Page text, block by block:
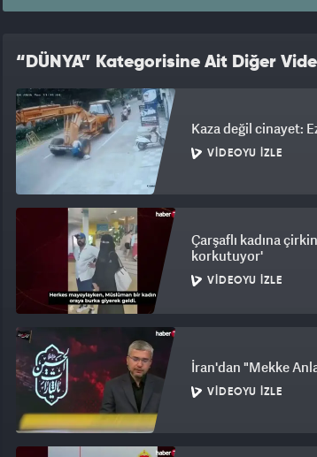
“DÜNYA” Kategorisine Ait Diğer
Kaza değil cinayet:
VIDEOYU İZLE
Çarşaflı kadına
korkutuyor'
VIDEOYU İZLE
İran'dan "Mekke
VIDEOYU İZLE